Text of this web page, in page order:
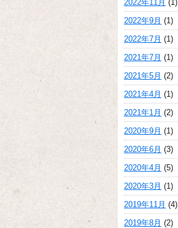
2022年11月 (1)
2022年9月 (1)
2022年7月 (1)
2021年7月 (1)
2021年5月 (2)
2021年4月 (1)
2021年1月 (2)
2020年9月 (1)
2020年6月 (3)
2020年4月 (5)
2020年3月 (1)
2019年11月 (4)
2019年8月 (2)